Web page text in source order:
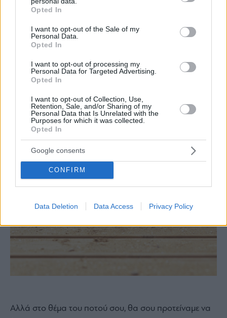
grant or deny consent to Google and its third-party tags to
use your data for below specified purposes in below Google
consent section.
Opted In
I want to opt-out of the Sale of my
Personal Data.
Opted In
I want to opt-out of processing my
Personal Data for Targeted Advertising.
Opted In
I want to opt-out of Collection, Use,
Retention, Sale, and/or Sharing of my
Personal Data that Is Unrelated with the
Purposes for which it was collected.
Opted In
Google consents
CONFIRM
Data Deletion Data Access Privacy Policy
Αλλά στο θέμα του ποτού σου, θα σου προτείναμε να